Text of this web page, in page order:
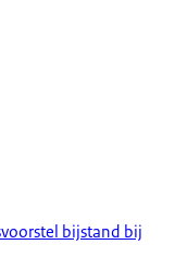
bijstand bij